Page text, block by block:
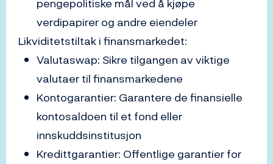
pengepolitiske mål ved å kjøpe
verdipapirer og andre eiendeler
Likviditetstiltak i finansmarkedet:
Valutaswap: Sikre tilgangen av viktige
valutaer til finansmarkedene
Kontogarantier: Garantere de finansielle
kontosaldoen til et fond eller
innskuddsinstitusjon
Kredittgarantier: Offentlige garantier for